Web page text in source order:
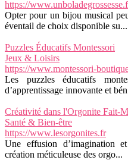
https://
Opter pour un bijou musical
éventail de choix disponible su...
Puzzles Éducatifs Montessori
Jeux & Loisirs
https://www.montessori-
Les puzzles éducatifs
d’apprentissage innovante et
Créativité dans l'Orgonite Fait-
Santé & Bien-être
https://www.lesorgonites.fr
Une effusion d’imagination
création méticuleuse des orgo...